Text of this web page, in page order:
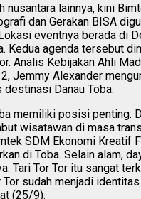
nusantara lainnya, kini
dan Gerakan BISA
eventnya berada di
Kedua agenda tersebut
Analis Kebijakan Ahli
Jemmy Alexander
Danau Toba.
memiliki posisi penting.
wisatawan di masa
SDM Ekonomi Kreatif
di Toba. Selain alam,
Tari Tor Tor itu sangat
sudah menjadi identitas
(25/9).